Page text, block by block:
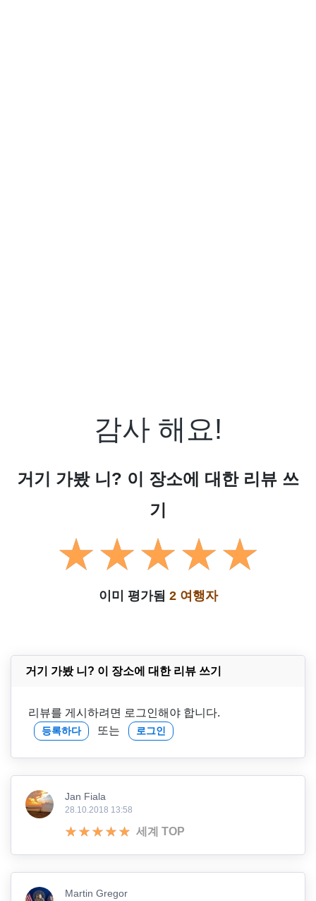
감사 해요!
거기 가봤 니? 이 장소에 대한 리뷰 쓰
기
이미 평가됨 2 여행자
거기 가봤 니? 이 장소에 대한 리뷰 쓰기
리뷰를 게시하려면 로그인해야 합니다.
등록하다 또는 로그인
Jan Fiala
28.10.2018 13:58
세계 TOP
Martin Gregor